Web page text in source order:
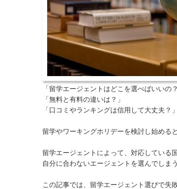
「留学エージェントはどこを選べばいいの？
「無料と有料の違いは？」
「口コミやランキングは信用して大丈夫？」
留学やワーキングホリデーを検討し始める
留学エージェントによって、対応している
自分に合わないエージェントを選んでしま
この記事では、留学エージェント選びで失